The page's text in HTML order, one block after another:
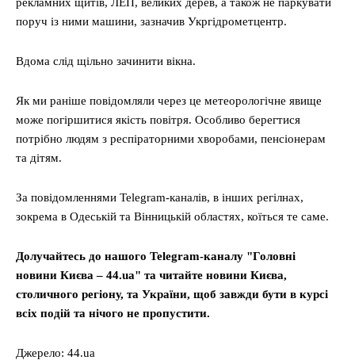
поруч із ними машини, зазначив Укргідрометцентр.
Вдома слід щільно зачинити вікна.
Як ми раніше повідомляли через це метеорологічне явище
може погіршитися якість повітря. Особливо берегтися
потрібно людям з респіраторними хворобами, пенсіонерам
та дітям.
За повідомленнями Telegram-каналів, в інших регілнах,
зокрема в Одеській та Вінницькій областях, коїться те саме.
Долучайтесь до нашого Telegram-каналу "Головні
новини Києва – 44.ua" та читайте новини Києва,
столичного регіону, та України, щоб завжди бути в курсі
всіх подій та нічого не пропустити.
Джерело: 44.ua